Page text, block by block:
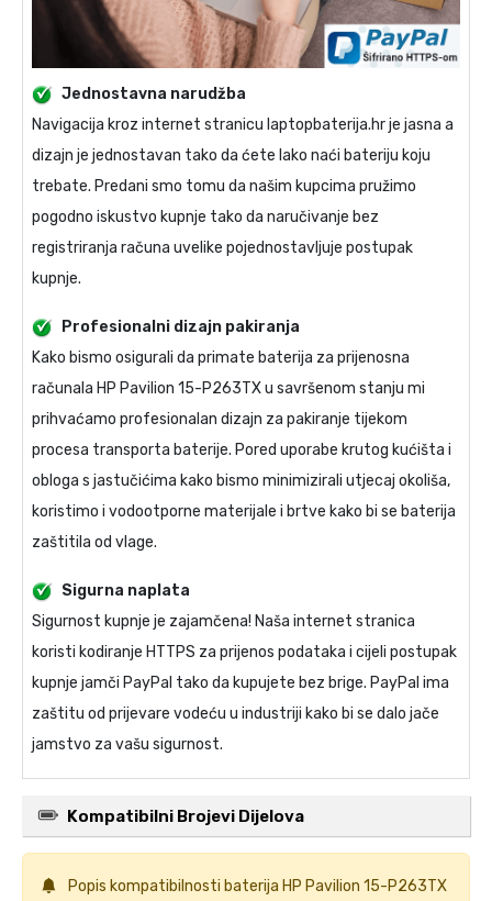
Jednostavna narudžba
Navigacija kroz internet stranicu laptopbaterija.hr je jasna a
dizajn je jednostavan tako da ćete lako naći bateriju koju
trebate. Predani smo tomu da našim kupcima pružimo
pogodno iskustvo kupnje tako da naručivanje bez
registriranja računa uvelike pojednostavljuje postupak
kupnje.
Profesionalni dizajn pakiranja
Kako bismo osigurali da primate baterija za prijenosna
računala HP Pavilion 15-P263TXu savršenom stanju mi
prihvaćamo profesionalan dizajn za pakiranje tijekom
procesa transporta baterije. Pored uporabe krutog kućišta i
obloga s jastučićima kako bismo minimizirali utjecaj okoliša,
koristimo i vodootporne materijale i brtve kako bi se baterija
zaštitila od vlage.
Sigurna naplata
Sigurnost kupnje je zajamčena! Naša internet stranica
koristi kodiranje HTTPS za prijenos podataka i cijeli postupak
kupnje jamči PayPal tako da kupujete bez brige. PayPal ima
zaštitu od prijevare vodeću u industriji kako bi se dalo jače
jamstvo za vašu sigurnost.
Kompatibilni Brojevi Dijelova
Popis kompatibilnosti baterija HP Pavilion 15-P263TX